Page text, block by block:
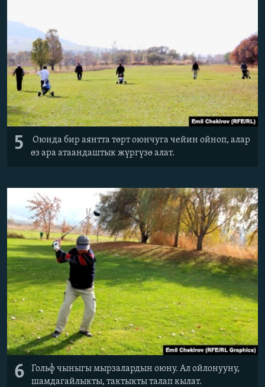
5
Оюнда бир аянтта төрт оюнчуга чейин ойноп, алар
өз ара атаандаштык жүргүзө алат.
6
Гольф чыныгы мырзалардын оюну. Ал ойлонууну,
шамдагайлыкты, тактыкты талап кылат.